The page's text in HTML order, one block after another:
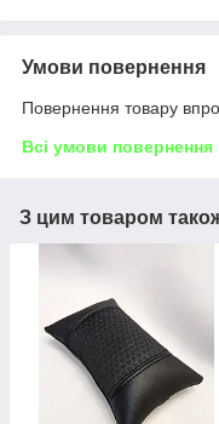
Умови повернення
Повернення товару
Всі умови повернення
З цим товаром